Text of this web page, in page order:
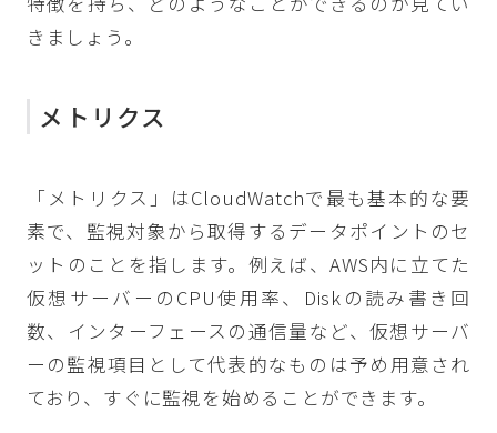
きましょう。
メトリクス
「メトリクス」はCloudWatchで最も基本的な要
素で、監視対象から取得するデータポイントのセ
ットのことを指します。例えば、AWS内に立てた
仮想サーバーのCPU使用率、Diskの読み書き回
数、インターフェースの通信量など、仮想サーバ
ーの監視項目として代表的なものは予め用意され
ており、すぐに監視を始めることができます。